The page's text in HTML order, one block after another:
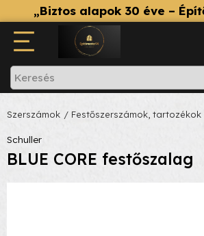
„Biztos alapok 30 éve –
Szerszámok / Festőszerszámok, tartozékok
Schuller
BLUE CORE festőszalag